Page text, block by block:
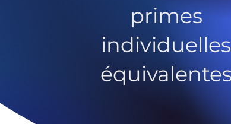
primes
individuelles
équivalentes